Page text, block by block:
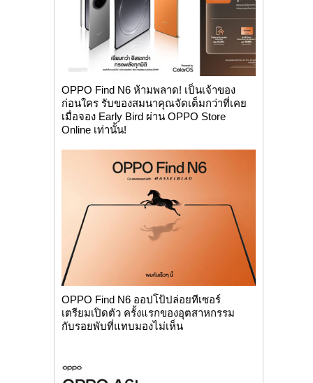
OPPO Find N6 ห้ามพลาด! เป็นเจ้าของ
ก่อนใคร รับของสมนาคุณจัดเต็มกว่าที่เคย
เมื่อจอง Early Bird ผ่าน OPPO Store
Online เท่านั้น!
OPPO Find N6 ออปโป้ปล่อยทีเซอร์
เตรียมเปิดตัว ครั้งแรกของอุตสาหกรรม
กับรอยพับที่แทบมองไม่เห็น